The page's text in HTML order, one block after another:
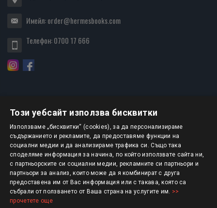
Имейл:order@hermesbooks.com
Телефон:0700 17 666
БЮЛЕТИН
АБОНИРАНЕ
Авторско право © 2025 HERMESBOOKS.BG
1 EUR = 1.95583 BGN
Този уебсайт използва бисквитки
Използваме „бисквитки“ (cookies), за да персонализираме
съдържанието и рекламите, да предоставяме функции на
социални медии и да анализираме трафика си. Също така
споделяме информация за начина, по който използвате сайта ни,
с партньорските си социални медии, рекламните си партньори и
партньори за анализ, които може да я комбинират с друга
предоставена им от Вас информация или с такава, която са
събрали от ползването от Ваша страна на услугите им. >>
прочетете още